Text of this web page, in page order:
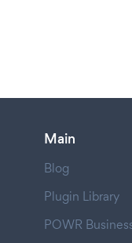
Main
Blog
Plugin Library
POWR